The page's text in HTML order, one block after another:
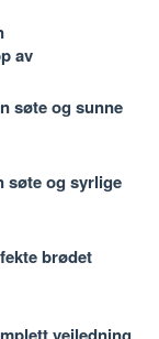
av
søte og sunne
søte og syrlige
brødet